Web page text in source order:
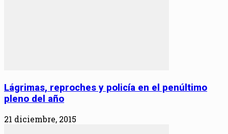
Lágrimas, reproches y policía en el penúltimo
pleno del año
21 diciembre, 2015